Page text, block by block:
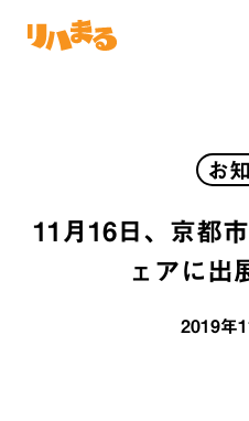
お
11月16日、京都
ェアに出
2019年